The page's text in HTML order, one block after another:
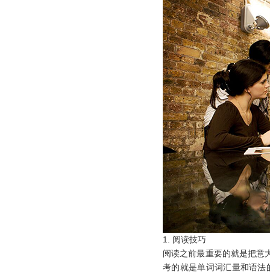
1. 阅读技巧
阅读之前最重要的就是把意
考的就是单词词汇量和语